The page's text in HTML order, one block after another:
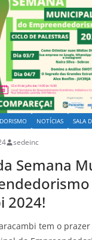
NOTÍCIAS SALA
sedeinc
Semana
2024!
tem o